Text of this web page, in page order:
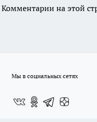
Комментарии на этой
Мы в социальных сетях